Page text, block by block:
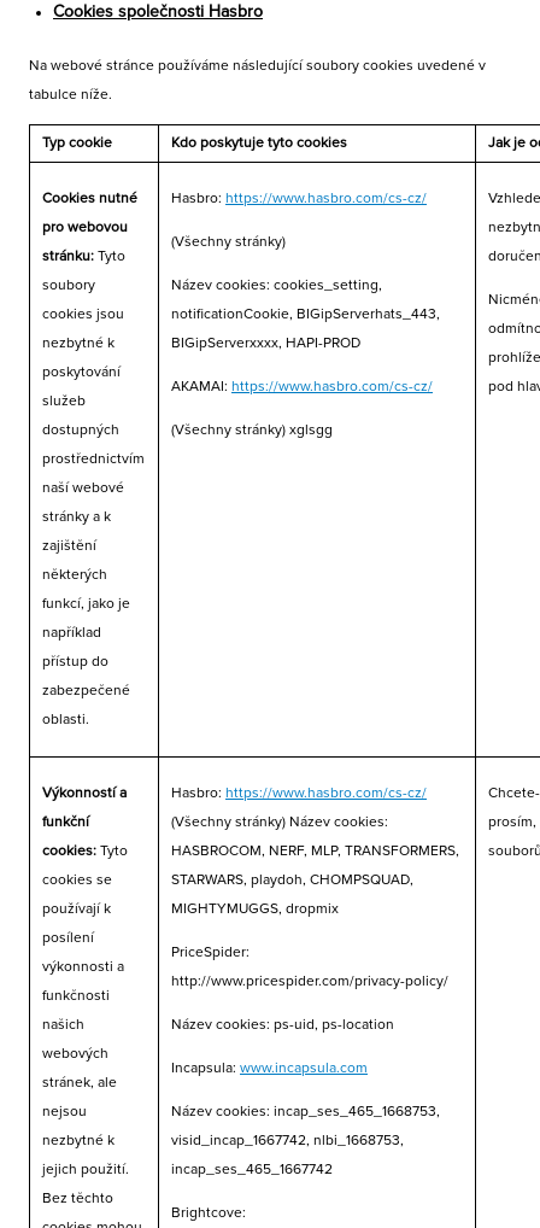
Cookies společnosti Hasbro
Na webové stránce používáme následující soubory cookies uvedené v
tabulce níže.
Typ cookie Kdo poskytuje tyto cookies Jak je
Cookies nutné
pro webovou
stránku: Tyto
soubory
cookies jsou
nezbytné k
poskytování
služeb
dostupných
prostřednictvím
naší webové
stránky a k
zajištění
některých
funkcí, jako je
například
přístup do
zabezpečené
oblasti.
Hasbro: https://www.hasbro.com/cs-cz/
(Všechny stránky)
Název cookies: cookies_setting,
notificationCookie, BIGipServerhats_443,
BIGipServerxxxx, HAPI-PROD
AKAMAI: https://www.hasbro.com/cs-cz/
(Všechny stránky) xglsgg
pod
Výkonností a
funkční
cookies: Tyto
cookies se
používají k
posílení
výkonnosti a
funkčnosti
našich
webových
stránek, ale
nejsou
nezbytné k
jejich použití.
Bez těchto
Hasbro: https://www.hasbro.com/cs-cz/
(Všechny stránky) Název cookies:
HASBROCOM, NERF, MLP, TRANSFORMERS,
STARWARS, playdoh, CHOMPSQUAD,
MIGHTYMUGGS, dropmix
PriceSpider:
http://www.pricespider.com/privacy-policy/
Název cookies: ps-uid, ps-location
Incapsula: www.incapsula.com
Název cookies: incap_ses_465_1668753,
visid_incap_1667742, nlbi_1668753,
incap_ses_465_1667742
Brightcove:
prosím,